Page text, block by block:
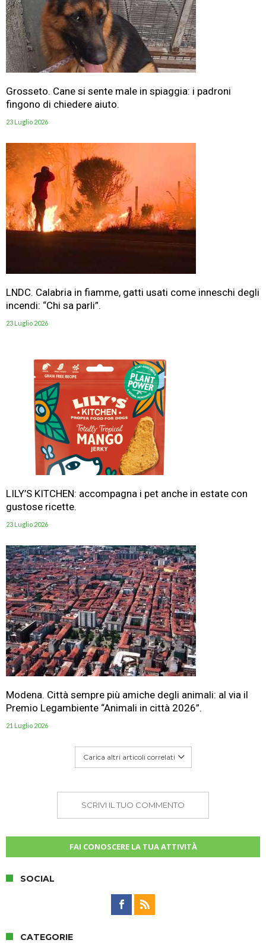
Grosseto. Cane si sente male in spiaggia: i padroni
fingono di chiedere aiuto.
23 Luglio 2026
LNDC. Calabria in fiamme, gatti usati come inneschi degli
incendi: “Chi sa parli”.
23 Luglio 2026
LILY’S KITCHEN: accompagna i pet anche in estate con
gustose ricette.
23 Luglio 2026
Modena. Città sempre più amiche degli animali: al via il
Premio Legambiente “Animali in città 2026”.
21 Luglio 2026
Carica altri articoli correlati
SCRIVI IL TUO COMMENTO
FAI CONOSCERE LA TUA ATTIVITÀ
SOCIAL
CATEGORIE